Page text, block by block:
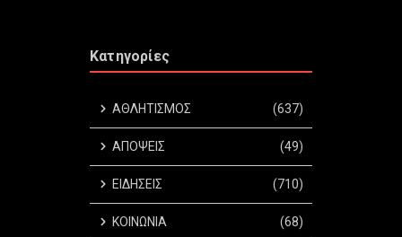
Κατηγορίες
ΑΘΛΗΤΙΣΜΟΣ (637)
ΑΠΟΨΕΙΣ (49)
ΕΙΔΗΣΕΙΣ (710)
ΚΟΙΝΩΝΙΑ (68)